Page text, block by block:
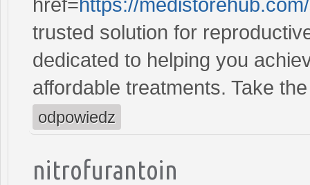
href=https://
trusted solution for
dedicated to helping you
affordable treatments. Take
odpowiedz
nitrofurantoin